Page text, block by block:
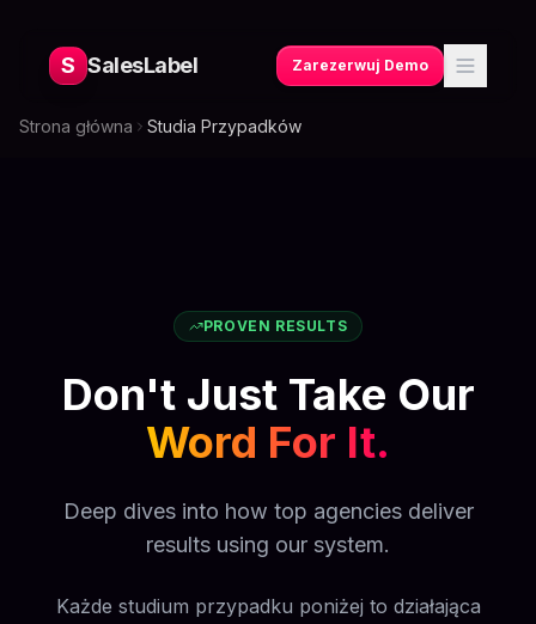
S SalesLabel Zarezerwuj Demo
Strona główna Studia Przypadków
PROVEN RESULTS
Don't Just Take Our
Word For It.
Deep dives into how top agencies deliver
results using our system.
Każde studium przypadku poniżej to działająca